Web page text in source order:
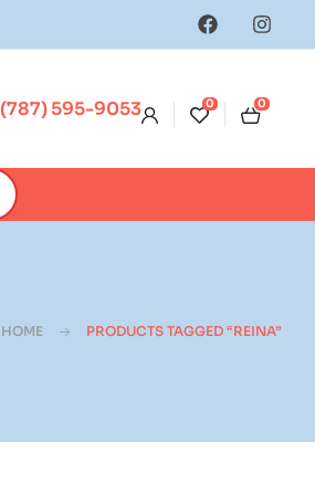
(787) 595-9053 0 0
HOME PRODUCTS TAGGED “REINA”